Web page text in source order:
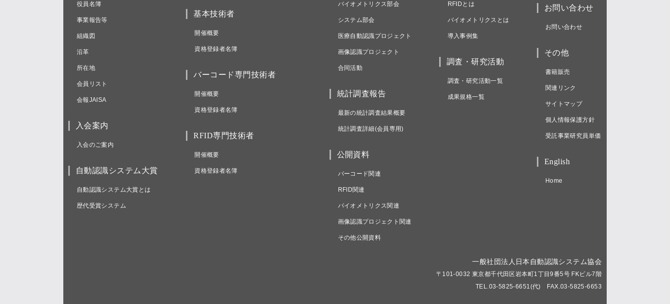
役員名簿
事業報告等
組織図
沿革
所在地
会員リスト
会報JAISA
入会案内
入会のご案内
自動認識システム大賞
自動認識システム大賞とは
歴代受賞システム
基本技術者
開催概要
資格登録者名簿
バーコード専門技術者
開催概要
資格登録者名簿
RFID専門技術者
開催概要
資格登録者名簿
バイオメトリクス部会
システム部会
医療自動認識プロジェクト
画像認識プロジェクト
合同活動
統計調査報告
最新の統計調査結果概要
統計調査詳細(会員専用)
公開資料
バーコード関連
RFID関連
バイオメトリクス関連
画像認識プロジェクト関連
その他公開資料
RFIDとは
バイオメトリクスとは
導入事例集
調査・研究活動
調査・研究活動一覧
成果規格一覧
お問い合わせ
お問い合わせ
その他
書籍販売
関連リンク
サイトマップ
個人情報保護方針
受託事業研究員単価
English
Home
一般社団法人日本自動認識システム協会
〒101-0032 東京都千代田区岩本町1丁目9番5号 FKビル7階
TEL.03-5825-6651(代) FAX.03-5825-6653